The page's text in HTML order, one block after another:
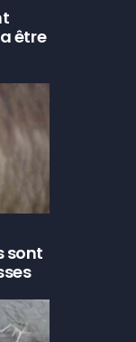
être
sont